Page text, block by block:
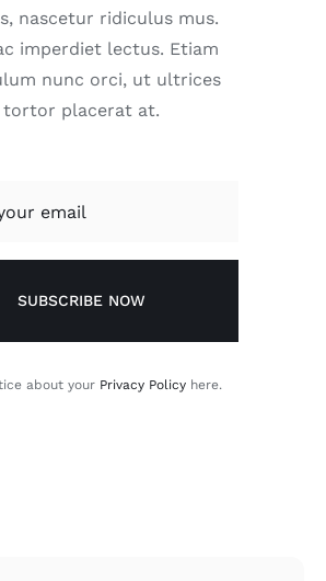
nascetur ridiculus mus.
imperdiet lectus. Etiam
nunc orci, ut ultrices
tortor placerat at.
SUBSCRIBE NOW
about your Privacy Policy here.